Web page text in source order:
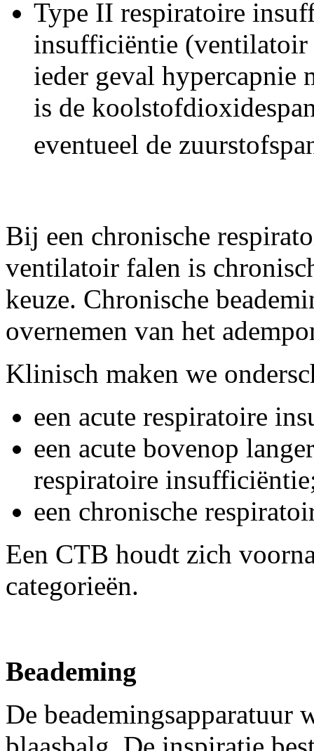
Type ΙI respiratoire
insufficiëntie
ieder geval
is de
eventueel de
Bij een chronische
ventilatoir falen is
keuze. Chronische
overnemen van het
Klinisch maken we
een acute respiratoire
een acute bovenop
respiratoire
een chronische
Een CTB houdt zich
categorieën.
Beademing
De beademingsapparatuur